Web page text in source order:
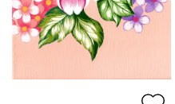
作品保護のため、ご購入後はボ
しております。
*In order to protect the
box frame or similar after